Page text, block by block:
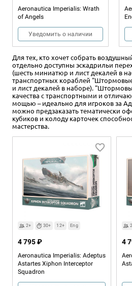
Aeronautica Imperialis: Wrath
of Angels
Уведомить о наличии
Для тех, кто хочет собрать
отдельно доступны эскадрильи
(шесть миниатюр и лист декалей в
транспортных кораблей
и лист декалей в наборе).
качества с транспортными и
мощью – идеально для игроков за
можно предзаказать тематически
кубиков и колоду карточек
мастерства.
2+ 30+ 12+ Eng
Aeronautica Imperialis: Adeptus
Astartes Xiphon Interceptor
Squadron
4 795 ₽ 4